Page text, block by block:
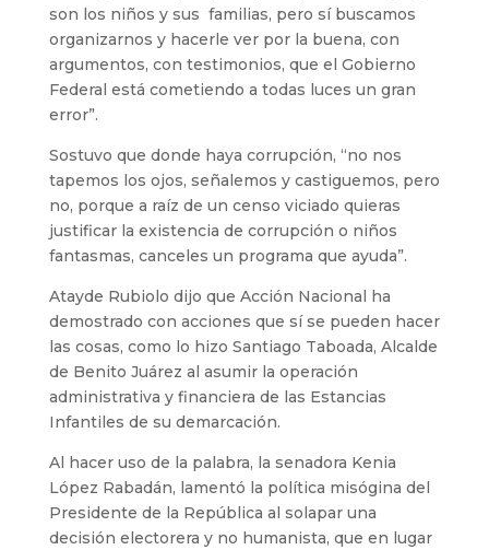
son los niños y sus familias, pero sí buscamos
organizarnos y hacerle ver por la buena, con
argumentos, con testimonios, que el Gobierno
Federal está cometiendo a todas luces un gran
error”.
Sostuvo que donde haya corrupción, “no nos
tapemos los ojos, señalemos y castiguemos, pero
no, porque a raíz de un censo viciado quieras
justificar la existencia de corrupción o niños
fantasmas, canceles un programa que ayuda”.
Atayde Rubiolo dijo que Acción Nacional ha
demostrado con acciones que sí se pueden hacer
las cosas, como lo hizo Santiago Taboada, Alcalde
de Benito Juárez al asumir la operación
administrativa y financiera de las Estancias
Infantiles de su demarcación.
Al hacer uso de la palabra, la senadora Kenia
López Rabadán, lamentó la política misógina del
Presidente de la República al solapar una
decisión electorera y no humanista, que en lugar